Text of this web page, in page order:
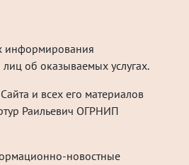
информирования
об оказываемых услугах.
и всех его материалов
Раильевич ОГРНИП
новостные